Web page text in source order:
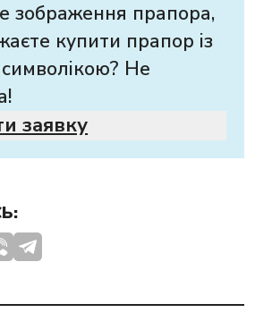
зображення прапора,
купити прапор із
Не
заявку
купити прапор